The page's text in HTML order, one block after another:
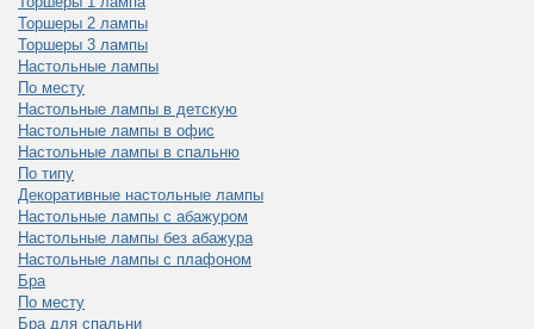
Торшеры 2 лампы
Торшеры 3 лампы
Настольные лампы
По месту
Настольные лампы в детскую
Настольные лампы в офис
Настольные лампы в спальню
По типу
Декоративные настольные лампы
Настольные лампы с абажуром
Настольные лампы без абажура
Настольные лампы с плафоном
Бра
По месту
Бра для спальни